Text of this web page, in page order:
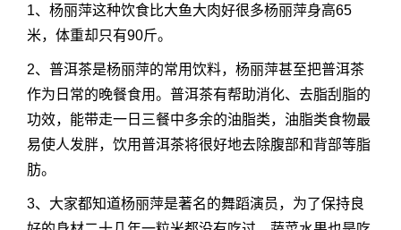
1、杨丽萍这种饮食比大鱼大肉好很多杨丽萍身高65
米，体重却只有90斤。
2、普洱茶是杨丽萍的常用饮料，杨丽萍甚至把普洱茶
作为日常的晚餐食用。普洱茶有帮助消化、去脂刮脂的
功效，能带走一日三餐中多余的油脂类，油脂类食物最
易使人发胖，饮用普洱茶将很好地去除腹部和背部等脂
肪。
3、大家都知道杨丽萍是著名的舞蹈演员，为了保持良